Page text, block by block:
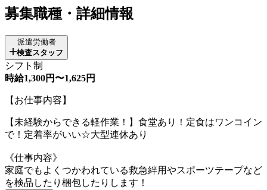
募集職種・詳細情報
派遣労働者
検査スタッフ
シフト制
時給1,300円〜1,625円
【お仕事内容】
【未経験からできる軽作業！】食堂あり！定食はワンコイン
で！定着率がいい☆大型連休あり
《仕事内容》
家庭でもよくつかわれている救急絆用やスポーツテープなど
を検品したり梱包したりします！